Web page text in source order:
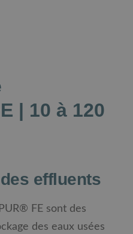
| 10 à 120
effluents
FE sont des
des eaux usées